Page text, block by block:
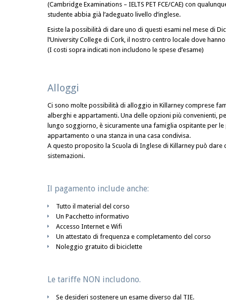
(Cambridge Examinations – IELTS PET FCE/CAE) con
studente abbia già l’adeguato livello d’inglese.
Esiste la possibilità di dare uno di questi esami nel mese di
l’University College di Cork, il nostro centro locale dove
(I costi sopra indicati non includono le spese d’esame)
Alloggi
Ci sono molte possibilità di alloggio in Killarney comprese
alberghi e appartamenti. Una delle opzioni più convenienti,
lungo soggiorno, è sicuramente una famiglia ospitante per
appartamento o una stanza in una casa condivisa.
A questo proposito la Scuola di Inglese di Killarney può dare
sistemazioni.
Il pagamento include anche:
Tutto il material del corso
Un Pacchetto informativo
Accesso Internet e Wifi
Un attestato di frequenza e completamento del corso
Noleggio gratuito di biciclette
Le tariffe NON includono.
Se desideri sostenere un esame diverso dal TIE.